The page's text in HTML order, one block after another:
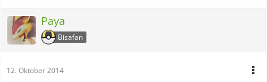
Paya
Bisafan
12. Oktober 2014